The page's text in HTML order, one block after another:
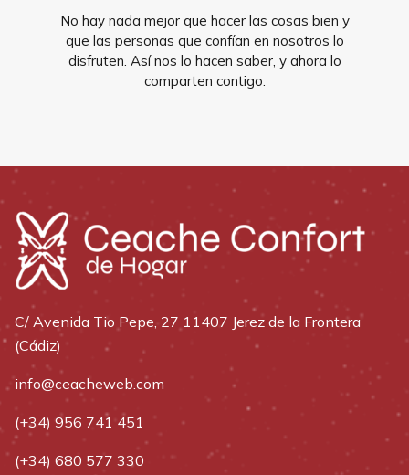
No hay nada mejor que hacer las cosas bien y
que las personas que confían en nosotros lo
disfruten. Así nos lo hacen saber, y ahora lo
comparten contigo.
C/ Avenida Tio Pepe, 27 11407 Jerez de la Frontera
(Cádiz)
info@ceacheweb.com
(+34) 956 741 451
(+34) 680 577 330